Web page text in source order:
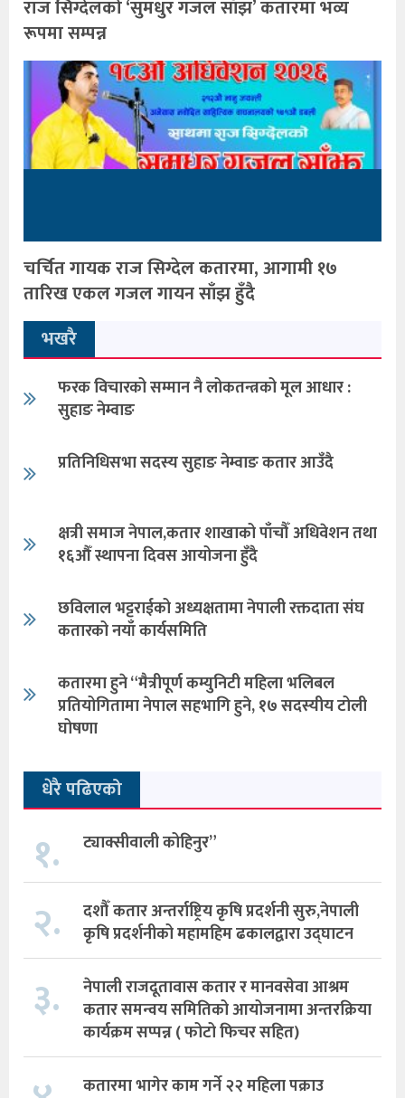
राज सिग्देलको ‘सुमधुर गजल साँझ’ कतारमा भव्य
रूपमा सम्पन्न
चर्चित गायक राज सिग्देल कतारमा, आगामी १७
तारिख एकल गजल गायन साँझ हुँदै
भखरै
फरक विचारको सम्मान नै लोकतन्त्रको मूल आधार :
सुहाङ नेम्वाङ
प्रतिनिधिसभा सदस्य सुहाङ नेम्वाङ कतार आउँदै
क्षत्री समाज नेपाल,कतार शाखाको पाँचौँ अधिवेशन तथा
१६औँ स्थापना दिवस आयोजना हुँदै
छविलाल भट्टराईको अध्यक्षतामा नेपाली रक्तदाता संघ
कतारको नयाँ कार्यसमिति
कतारमा हुने “मैत्रीपूर्ण कम्युनिटी महिला भलिबल
प्रतियोगितामा नेपाल सहभागि हुने, १७ सदस्यीय टोली
घोषणा
धेरै पढिएको
१. ट्याक्सीवाली कोहिनुर”
२.
दशौँ कतार अन्तर्राष्ट्रिय कृषि प्रदर्शनी सुरु,नेपाली
कृषि प्रदर्शनीको महामहिम ढकालद्वारा उद्घाटन
३.
नेपाली राजदूतावास कतार र मानवसेवा आश्रम
कतार समन्वय समितिको आयोजनामा अन्तरक्रिया
कार्यक्रम सप्पन्न ( फोटो फिचर सहित)
कतारमा भागेर काम गर्ने २२ महिला पक्राउ